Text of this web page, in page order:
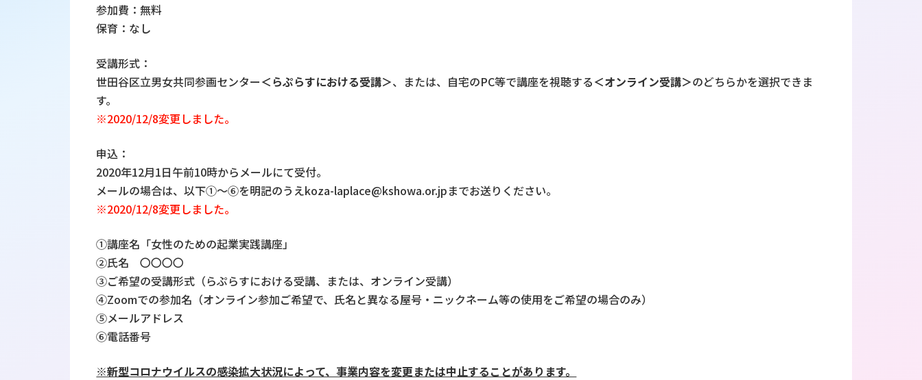
参加費：無料
保育：なし
受講形式：
世田谷区立男女共同参画センター＜らぷらすにおける受講＞、または、自宅のPC等で講座を視聴する＜オンライン受講＞のどちらかを選択できま
す。
※2020/12/8変更しました。
申込：
2020年12月1日午前10時からメールにて受付。
メールの場合は、以下①～⑥を明記のうえkoza-laplace@kshowa.or.jpまでお送りください。
※2020/12/8変更しました。
①講座名「女性のための起業実践講座」
②氏名 〇〇〇〇
③ご希望の受講形式（らぷらすにおける受講、または、オンライン受講）
④Zoomでの参加名（オンライン参加ご希望で、氏名と異なる屋号・ニックネーム等の使用をご希望の場合のみ）
⑤メールアドレス
⑥電話番号
※新型コロナウイルスの感染拡大状況によって、事業内容を変更または中止することがあります。